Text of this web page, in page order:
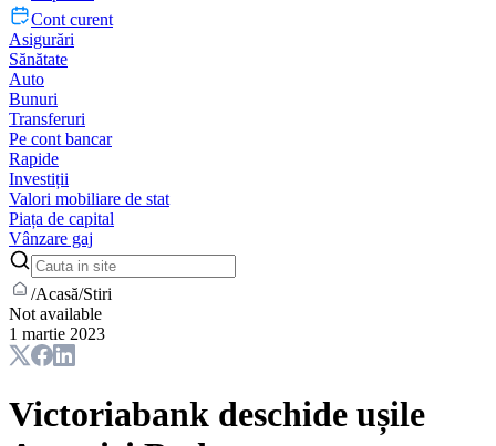
Cont curent
Asigurări
Sănătate
Auto
Bunuri
Transferuri
Pe cont bancar
Rapide
Investiții
Valori mobiliare de stat
Piața de capital
Vânzare gaj
/Acasă/Stiri
Not available
1 martie 2023
Victoriabank deschide ușile